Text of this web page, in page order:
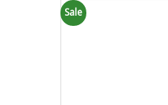
Sale